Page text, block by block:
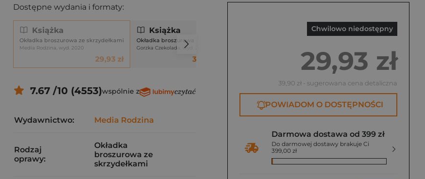
Chwilowo niedostępny
29,93 zł
39,90 zł - sugerowana cena detaliczna
POWIADOM O DOSTĘPNOŚCI
Darmowa dostawa od 399 zł
Do darmowej dostawy brakuje Ci
399,00 zł
Dostępne wydania i formaty:
Książka
Okładka broszurowa ze skrzydełkami
Media Rodzina, wyd. 2020
29,93 zł
Książka
Okładka broszurowa (miękka)
Gorzka Czekolada, wyd. 2024
33,65 zł
7.67 /10 (4553)wspólnie z
Wydawnictwo: Media Rodzina
Rodzaj
oprawy:
Okładka
broszurowa ze
skrzydełkami